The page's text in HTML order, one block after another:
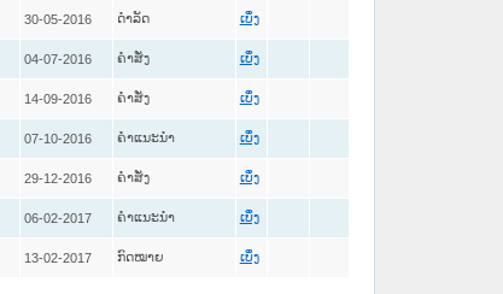
30-05-2016 ດໍາລັດ ເບິ່ງ
04-07-2016 ຄໍາສັ່ງ ເບິ່ງ
14-09-2016 ຄໍາສັ່ງ ເບິ່ງ
07-10-2016 ຄໍາແນະນໍາ ເບິ່ງ
29-12-2016 ຄໍາສັ່ງ ເບິ່ງ
06-02-2017 ຄໍາແນະນໍາ ເບິ່ງ
13-02-2017 ກົດໝາຍ ເບິ່ງ